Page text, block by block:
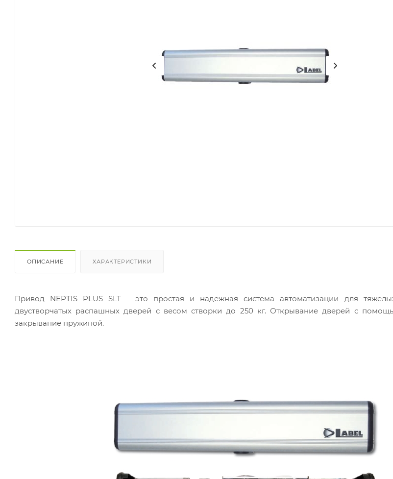
ОПИСАНИЕ ХАРАКТЕРИСТИКИ
Привод NEPTIS PLUS SLT - это простая и надежная система автоматизации для
двустворчатых распашных дверей с весом створки до 250 кг. Открывание дверей с
закрывание пружиной.